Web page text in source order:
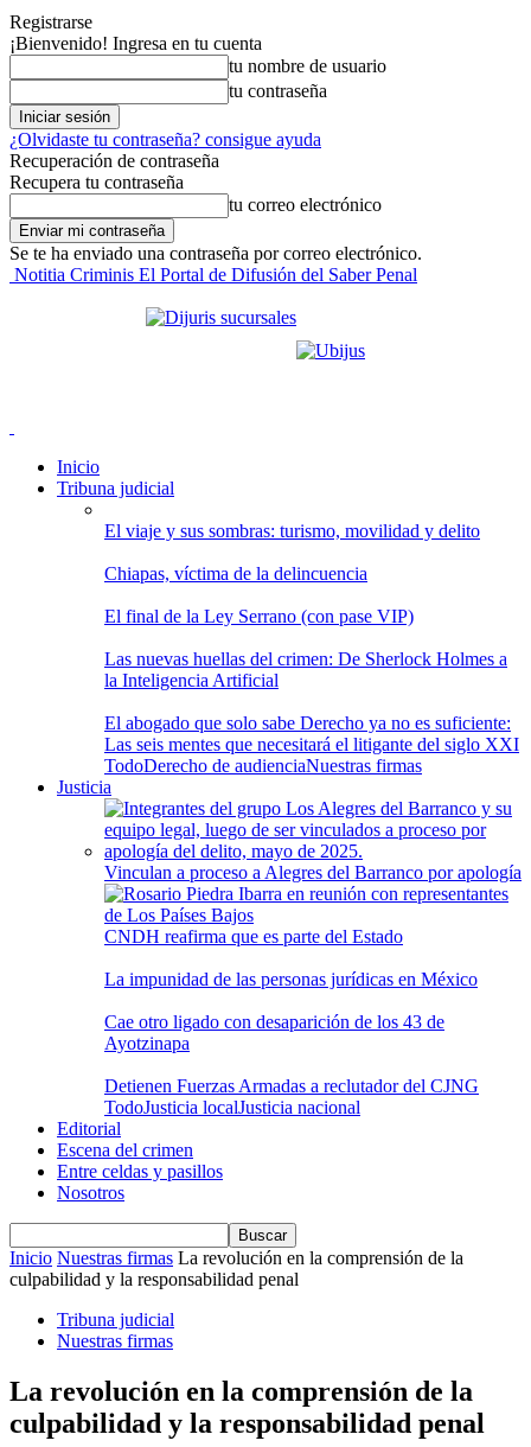
Registrarse
¡Bienvenido! Ingresa en tu cuenta
tu nombre de usuario
tu contraseña
¿Olvidaste tu contraseña? consigue ayuda
Recuperación de contraseña
Recupera tu contraseña
tu correo electrónico
Se te ha enviado una contraseña por correo electrónico.
Notitia Criminis El Portal de Difusión del Saber Penal
Inicio
Tribuna judicial
El viaje y sus sombras: turismo, movilidad y delito
Chiapas, víctima de la delincuencia
El final de la Ley Serrano (con pase VIP)
Las nuevas huellas del crimen: De Sherlock Holmes a
la Inteligencia Artificial
El abogado que solo sabe Derecho ya no es suficiente:
Las seis mentes que necesitará el litigante del siglo XXI
TodoDerecho de audienciaNuestras firmas
Justicia
Vinculan a proceso a Alegres del Barranco por apología
CNDH reafirma que es parte del Estado
La impunidad de las personas jurídicas en México
Cae otro ligado con desaparición de los 43 de
Ayotzinapa
Detienen Fuerzas Armadas a reclutador del CJNG
TodoJusticia localJusticia nacional
Editorial
Escena del crimen
Entre celdas y pasillos
Nosotros
Inicio Nuestras firmas La revolución en la comprensión de la
culpabilidad y la responsabilidad penal
Tribuna judicial
Nuestras firmas
La revolución en la comprensión de la
culpabilidad y la responsabilidad penal